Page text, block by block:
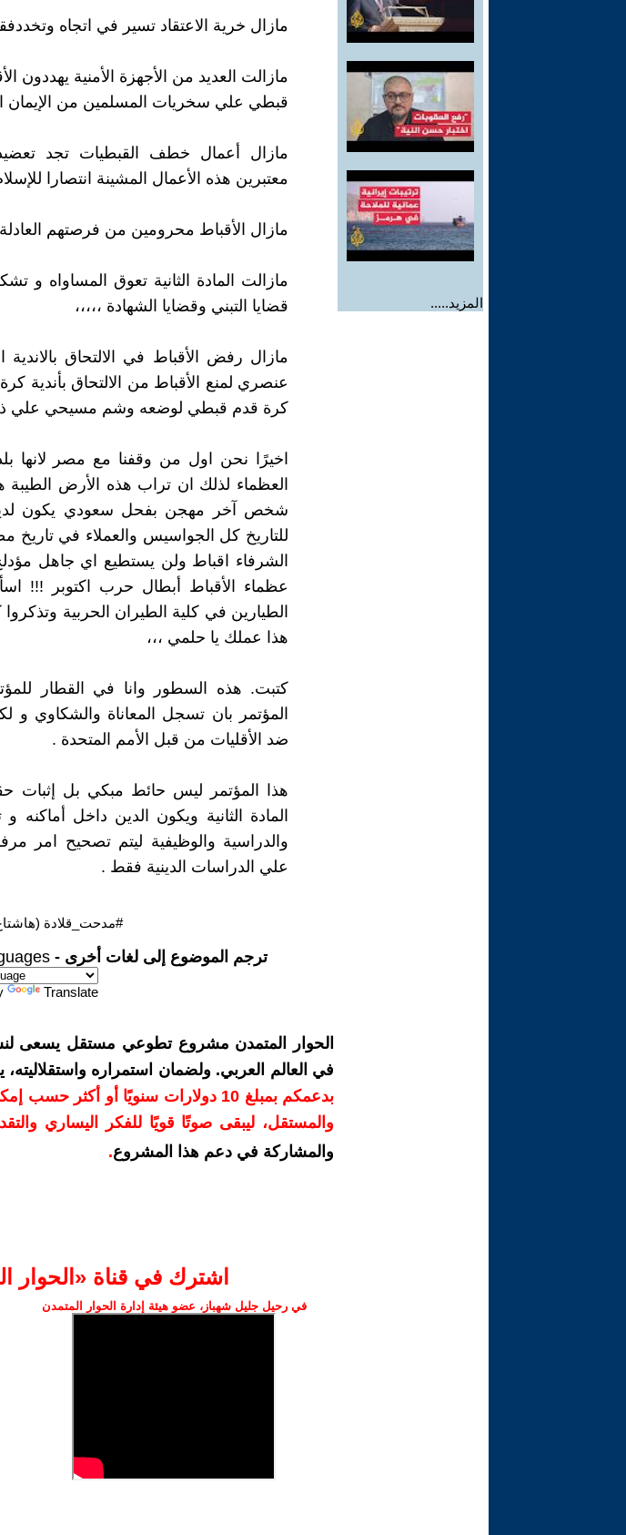
المزيد.....
مازال خرية الاعتقاد تسير في اتجاه
مازالت العديد من الأجهزة الأمنية يهددون
قبطي علي سخريات المسلمين من الإيمان
مازال أعمال خطف القبطيات تجد
معتبرين هذه الأعمال المشينة انتصارا
مازال الأقباط محرومين من فرصتهم
مازالت المادة الثانية تعوق المساواه و
قضايا التبني وقضايا الشهادة ،،،،،
مازال رفض الأقباط في الالتحاق
عنصري لمنع الأقباط من الالتحاق بأندية
كرة قدم قبطي لوضعه وشم مسيحي علي
اخيرًا نحن اول من وقفنا مع مصر لانها
العظماء لذلك ان تراب هذه الأرض
شخص آخر مهجن بفحل سعودي يكون لديه
للتاريخ كل الجواسيس والعملاء في تاريخ
الشرفاء اقباط ولن يستطيع اي جاهل
عظماء الأقباط أبطال حرب اكتوبر !!!
الطيارين في كلية الطيران الحربية
هذا عملك يا حلمي ،،،
كتبت. هذه السطور وانا في القطار
المؤتمر بان تسجل المعاناة والشكاوي و
ضد الأقليات من قبل الأمم المتحدة .
هذا المؤتمر ليس حائط مبكي بل إثبات
المادة الثانية ويكون الدين داخل
والدراسية والوظيفية ليتم تصحيح امر
علي الدراسات الدينية فقط .
#مدحت_قلادة
ترجم الموضوع إلى لغات أخرى -
Translate
الحوار المتمدن مشروع تطوعي مستقل يسعى لنشر
في العالم العربي. ولضمان استمراره
بدعمكم بمبلغ 10 دولارات سنويًا أو
والمستقل، ليبقى صوتًا قويًا للفكر اليساري
والمشاركة في دعم هذا المشروع.
اشترك في قناة ‫«الحوار
في رحيل جليل شهباز، عضو هيئة إدارة الحوار المتمدن